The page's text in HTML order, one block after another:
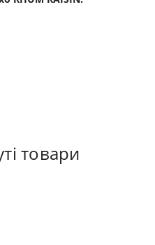
товари